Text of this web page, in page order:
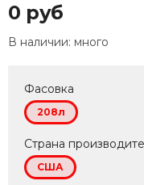
0 руб
В наличии: много
Фасовка
208л
Страна
США